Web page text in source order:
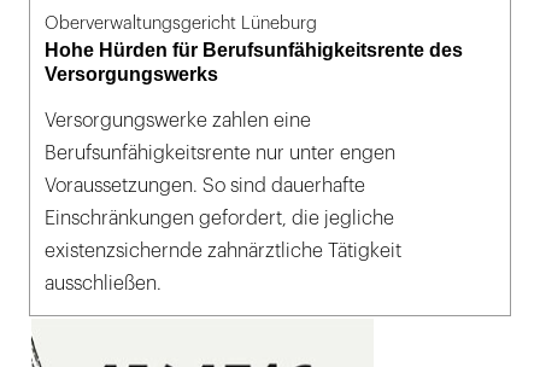
Oberverwaltungsgericht Lüneburg
Hohe Hürden für Berufsunfähigkeitsrente des
Versorgungswerks
Versorgungswerke zahlen eine
Berufsunfähigkeitsrente nur unter engen
Voraussetzungen. So sind dauerhafte
Einschränkungen gefordert, die jegliche
existenzsichernde zahnärztliche Tätigkeit
ausschließen.